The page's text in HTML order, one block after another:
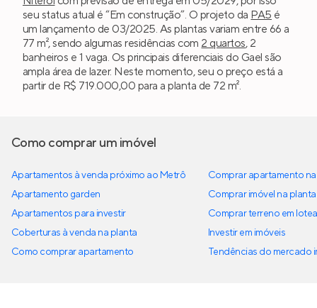
seu status atual é “Em construção”. O projeto da PA5 é
um lançamento de 03/2025. As plantas variam entre 66 a
77 m², sendo algumas residências com 2 quartos, 2
banheiros e 1 vaga. Os principais diferenciais do Gael são
ampla área de lazer. Neste momento, seu o preço está a
partir de R$ 719.000,00 para a planta de 72 m².
Como comprar um imóvel
Apartamentos à venda próximo ao Metrô
Apartamento garden
Apartamentos para investir
Coberturas à venda na planta
Como comprar apartamento
Comprar apartamento
Comprar imóvel na planta
Comprar terreno em
Investir em imóveis
Tendências do mercado